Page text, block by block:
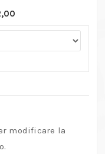
modificare la